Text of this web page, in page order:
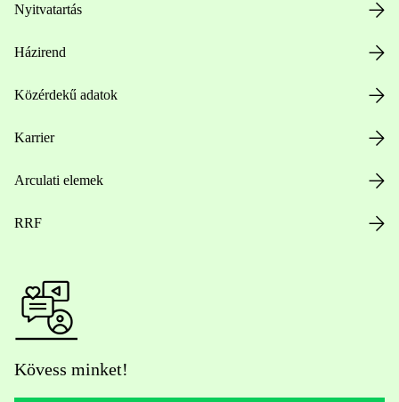
Nyitvatartás
Házirend
Közérdekű adatok
Karrier
Arculati elemek
RRF
Kövess minket!